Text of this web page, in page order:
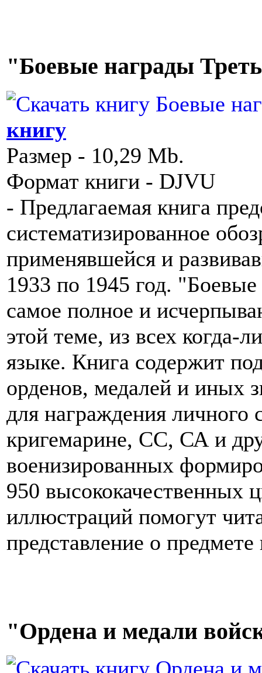
"Боевые награды
книгу
Размер - 10,29 Mb.
Формат книги - DJVU
- Предлагаемая книга
систематизированное
применявшейся и
1933 по 1945 год.
самое полное и
этой теме, из всех когда-
языке. Книга содержит
орденов, медалей и иных
для награждения личного
кригемарине, СС, СА и
военизированных
950 высококачественных
иллюстраций помогут
представление о предмете
"Ордена и медали